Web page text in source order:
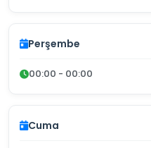
Perşembe
00:00 - 00:00
Cuma